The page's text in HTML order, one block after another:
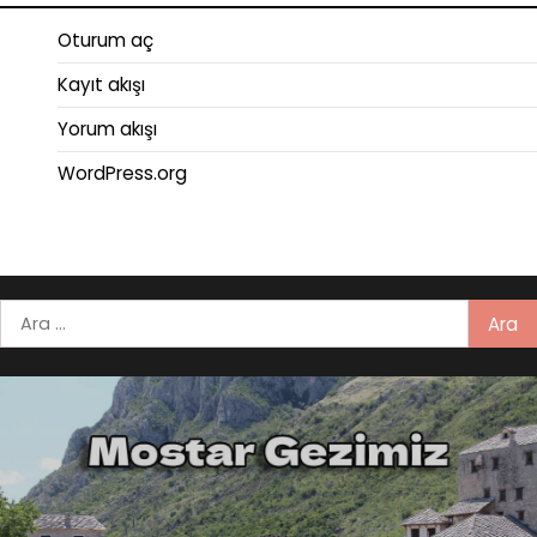
Oturum aç
Kayıt akışı
Yorum akışı
WordPress.org
Arama: